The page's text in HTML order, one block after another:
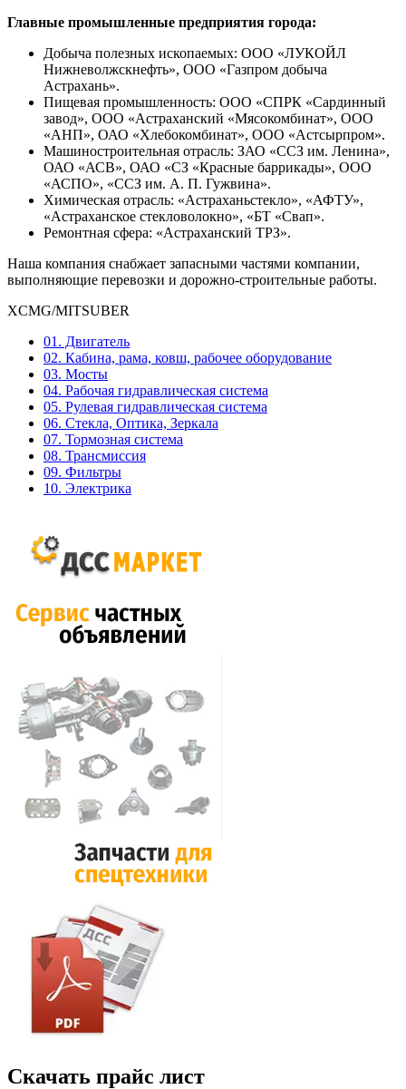
Главные промышленные предприятия города:
Добыча полезных ископаемых: ООО «ЛУКОЙЛ
Нижневолжскнефть», ООО «Газпром добыча
Астрахань».
Пищевая промышленность: ООО «СПРК «Сардинный
завод», ООО «Астраханский «Мясокомбинат», ООО
«АНП», ОАО «Хлебокомбинат», ООО «Астсырпром».
Машиностроительная отрасль: ЗАО «ССЗ им. Ленина»,
ОАО «АСВ», ОАО «СЗ «Красные баррикады», ООО
«АСПО», «ССЗ им. А. П. Гужвина».
Химическая отрасль: «Астраханьстекло», «АФТУ»,
«Астраханское стекловолокно», «БТ «Свап».
Ремонтная сфера: «Астраханский ТРЗ».
Наша компания снабжает запасными частями компании,
выполняющие перевозки и дорожно-строительные работы.
XCMG/MITSUBER
01. Двигатель
02. Кабина, рама, ковш, рабочее оборудование
03. Мосты
04. Рабочая гидравлическая система
05. Рулевая гидравлическая система
06. Стекла, Оптика, Зеркала
07. Тормозная система
08. Трансмиссия
09. Фильтры
10. Электрика
Скачать прайс лист